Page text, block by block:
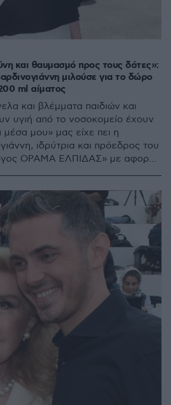
και θαυμασμό προς τους δότες»:
μιλούσε για το δώρο
ml αίματος
και βλέμματα παιδιών και
υγιή από το νοσοκομείο έχουν
μέσα μου» μας είχε πει η
ιδρύτρια και πρόεδρος του
ΟΡΑΜΑ ΕΛΠΙΔΑΣ» με αφορμή